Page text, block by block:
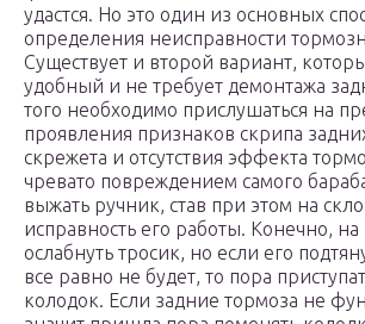
удастся. Но это один из основных
определения неисправности
Существует и второй вариант,
удобный и не требует демонтажа
того необходимо прислушаться на
проявления признаков скрипа
скрежета и отсутствия эффекта
чревато повреждением самого
выжать ручник, став при этом на
исправность его работы. Конечно,
ослабнуть тросик, но если его
все равно не будет, то пора
колодок. Если задние тормоза не